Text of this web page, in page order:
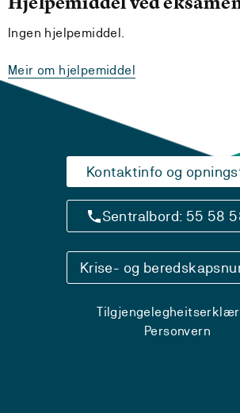
Ingen hjelpemiddel.
Meir om hjelpemiddel
Kontaktinfo og
Sentralbord: 55 58
Krise- og
Personvern